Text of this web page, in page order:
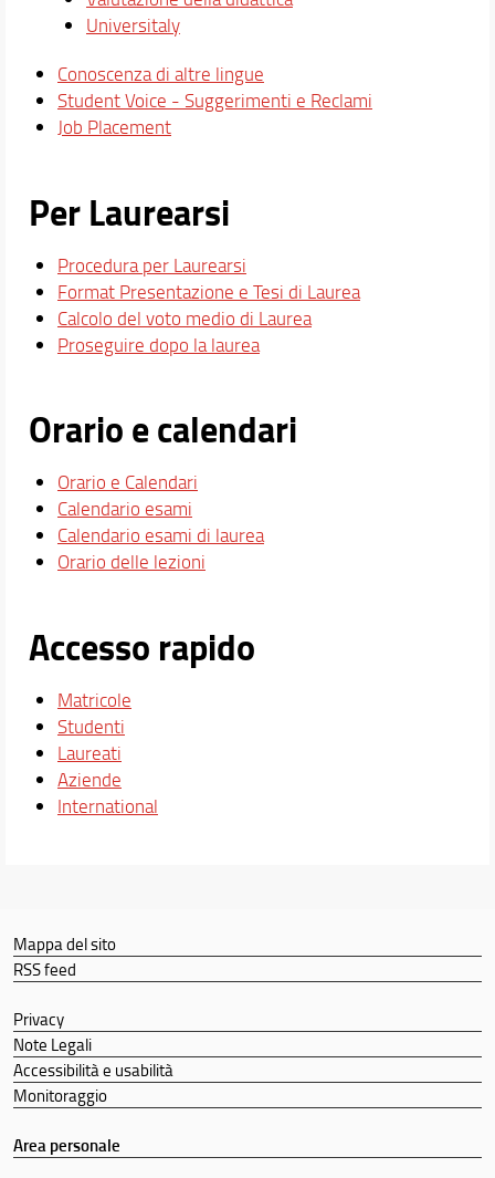
Universitaly
Conoscenza di altre lingue
Student Voice - Suggerimenti e Reclami
Job Placement
Per Laurearsi
Procedura per Laurearsi
Format Presentazione e Tesi di Laurea
Calcolo del voto medio di Laurea
Proseguire dopo la laurea
Orario e calendari
Orario e Calendari
Calendario esami
Calendario esami di laurea
Orario delle lezioni
Accesso rapido
Matricole
Studenti
Laureati
Aziende
International
Mappa del sito
RSS feed
Privacy
Note Legali
Accessibilità e usabilità
Monitoraggio
Area personale